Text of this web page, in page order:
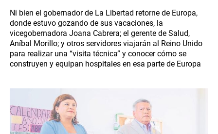
Ni bien el gobernador de La Libertad retorne de Europa,
donde estuvo gozando de sus vacaciones, la
vicegobernadora Joana Cabrera; el gerente de Salud,
Aníbal Morillo; y otros servidores viajarán al Reino Unido
para realizar una “visita técnica” y conocer cómo se
construyen y equipan hospitales en esa parte de Europa